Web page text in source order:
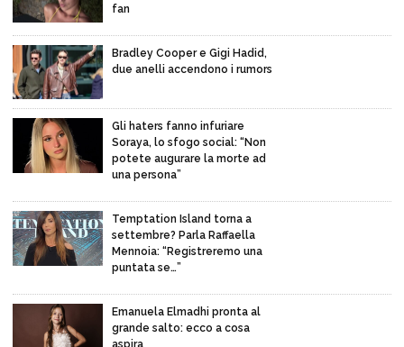
fan
Bradley Cooper e Gigi Hadid,
due anelli accendono i rumors
Gli haters fanno infuriare
Soraya, lo sfogo social: “Non
potete augurare la morte ad
una persona”
Temptation Island torna a
settembre? Parla Raffaella
Mennoia: “Registreremo una
puntata se…”
Emanuela Elmadhi pronta al
grande salto: ecco a cosa
aspira